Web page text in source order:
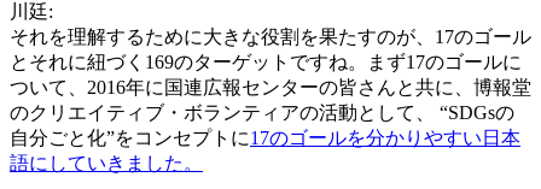
川廷:
それを理解するために大きな役割を果たすのが、17のゴール
とそれに紐づく169のターゲットですね。まず17のゴールに
ついて、2016年に国連広報センターの皆さんと共に、博報堂
のクリエイティブ・ボランティアの活動として、 “SDGsの
自分ごと化”をコンセプトに17のゴールを分かりやすい日本
語にしていきました。